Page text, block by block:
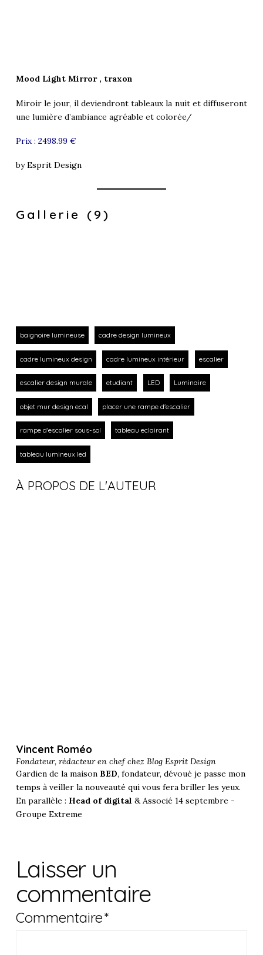
Mood Light Mirror , traxon
Miroir le jour, il deviendront tableaux la nuit et diffuseront
une lumière d’ambiance agréable et colorée/
Prix : 2498.99 €
byEsprit Design
Gallerie (9)
baignoire lumineuse cadre design lumineux
cadre lumineux design cadre lumineux intérieur escalier
escalier design murale etudiant LED Luminaire
objet mur design ecal placer une rampe d'escalier
rampe d'escalier sous-sol tableau eclairant
tableau lumineux led
À PROPOS DE L'AUTEUR
Vincent Roméo
Fondateur, rédacteur en chef chez Blog Esprit Design
Gardien de la maison BED, fondateur, dévoué je passe mon
temps à veiller la nouveauté qui vous fera briller les yeux.
En parallèle : Head of digital & Associé 14 septembre -
Groupe Extreme
Laisser un
commentaire
Commentaire*